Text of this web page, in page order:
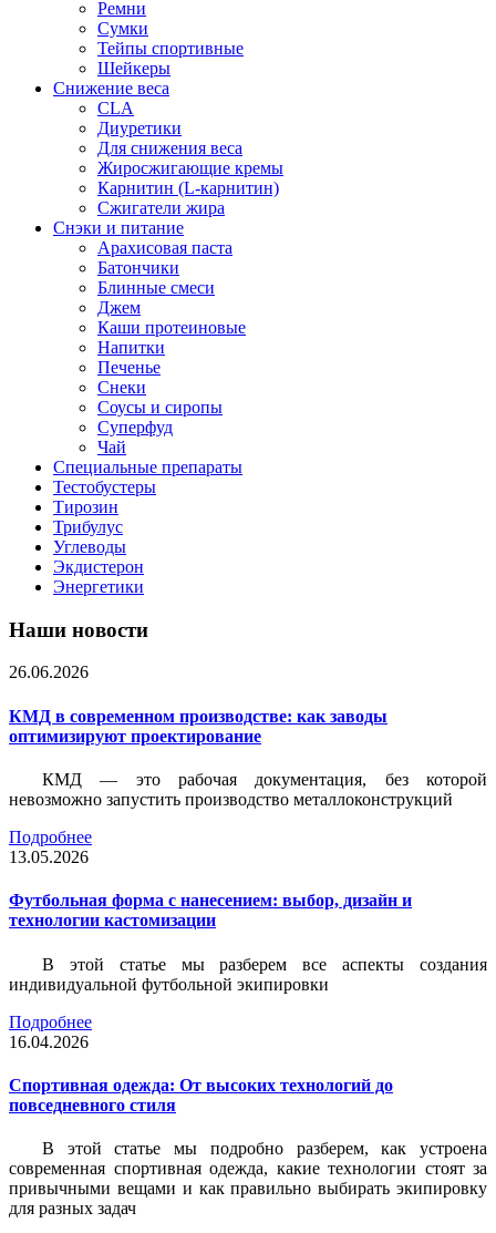
Ремни
Сумки
Тейпы спортивные
Шейкеры
Снижение веса
CLA
Диуретики
Для снижения веса
Жиросжигающие кремы
Карнитин (L-карнитин)
Сжигатели жира
Снэки и питание
Арахисовая паста
Батончики
Блинные смеси
Джем
Каши протеиновые
Напитки
Печенье
Снеки
Соусы и сиропы
Суперфуд
Чай
Специальные препараты
Тестобустеры
Тирозин
Трибулус
Углеводы
Экдистерон
Энергетики
Наши новости
26.06.2026
КМД в современном производстве: как заводы
оптимизируют проектирование
КМД — это рабочая документация, без которой
невозможно запустить производство металлоконструкций
Подробнее
13.05.2026
Футбольная форма с нанесением: выбор, дизайн и
технологии кастомизации
В этой статье мы разберем все аспекты создания
индивидуальной футбольной экипировки
Подробнее
16.04.2026
Спортивная одежда: От высоких технологий до
повседневного стиля
В этой статье мы подробно разберем, как устроена
современная спортивная одежда, какие технологии стоят за
привычными вещами и как правильно выбирать экипировку
для разных задач